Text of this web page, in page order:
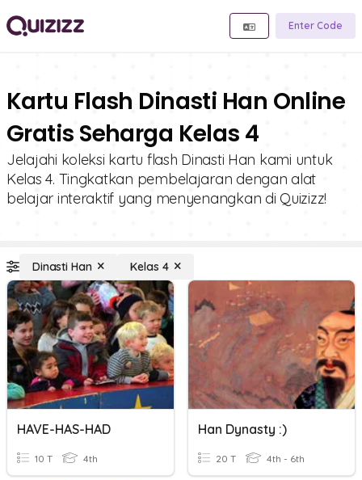
Enter Code
Kartu Flash Dinasti Han Online
Gratis Seharga Kelas 4
Jelajahi koleksi kartu flash Dinasti Han kami untuk
Kelas 4. Tingkatkan pembelajaran dengan alat
belajar interaktif yang menyenangkan di Quizizz!
Dinasti Han Kelas 4
HAVE-HAS-HAD
10 T 4th
Han Dynasty :)
20 T 4th - 6th